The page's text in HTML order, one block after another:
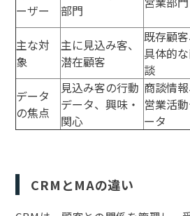
ーザー
部門
主な対
象
主に見込み客、
潜在顧客
既存顧客
具体的
談
データ
の焦点
見込み客の行動
データ、興味・
関心
商談情報
営業活
ータ
CRMとMAの違い